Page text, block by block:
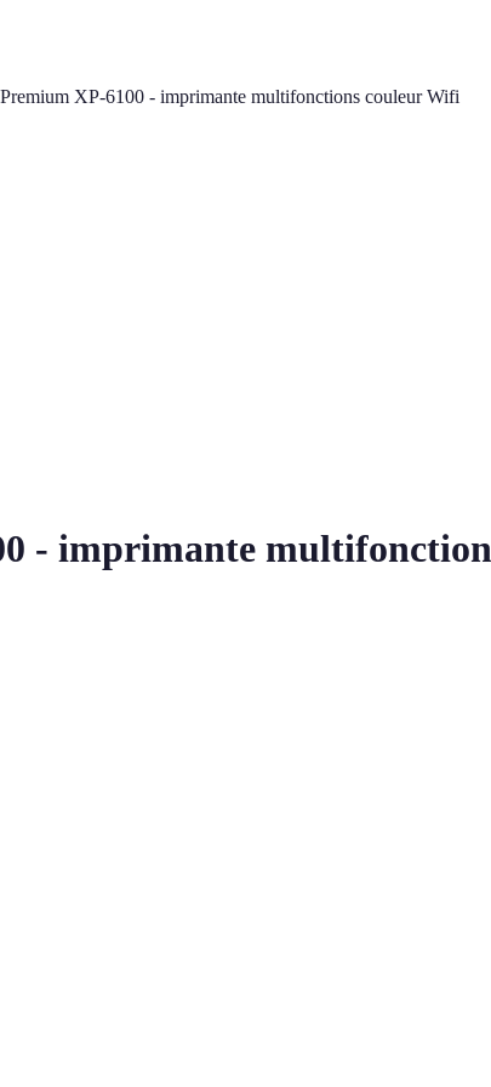
XP-6100 - imprimante multifonctions couleur Wifi
- imprimante